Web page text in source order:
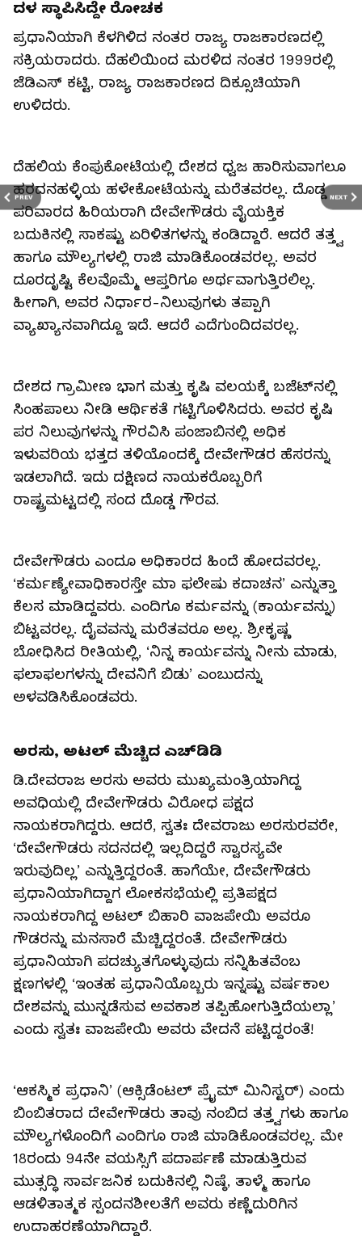
PREV NEXT
ದಳ ಸ್ಥಾಪಿಸಿದ್ದೇ ರೋಚಕ
ಪ್ರಧಾನಿಯಾಗಿ ಕೆಳಗಿಳಿದ ನಂತರ ರಾಜ್ಯ ರಾಜಕಾರಣದಲ್ಲಿ
ಸಕ್ರಿಯರಾದರು. ದೆಹಲಿಯಿಂದ ಮರಳಿದ ನಂತರ 1999ರಲ್ಲಿ
ಜೆಡಿಎಸ್ ಕಟ್ಟಿ, ರಾಜ್ಯ ರಾಜಕಾರಣದ ದಿಕ್ಸೂಚಿಯಾಗಿ
ಉಳಿದರು.
ದೆಹಲಿಯ ಕೆಂಪುಕೋಟೆಯಲ್ಲಿ ದೇಶದ ಧ್ವಜ ಹಾರಿಸುವಾಗಲೂ
ಹರದನಹಳ್ಳಿಯ ಹಳೇಕೋಟೆಯನ್ನು ಮರೆತವರಲ್ಲ. ದೊಡ್ಡ
ಪರಿವಾರದ ಹಿರಿಯರಾಗಿ ದೇವೇಗೌಡರು ವೈಯಕ್ತಿಕ
ಬದುಕಿನಲ್ಲಿ ಸಾಕಷ್ಟು ಏರಿಳಿತಗಳನ್ನು ಕಂಡಿದ್ದಾರೆ. ಆದರೆ ತತ್ತ್ವ
ಹಾಗೂ ಮೌಲ್ಯಗಳಲ್ಲಿ ರಾಜಿ ಮಾಡಿಕೊಂಡವರಲ್ಲ. ಅವರ
ದೂರದೃಷ್ಟಿ ಕೆಲವೊಮ್ಮೆ ಆಪ್ತರಿಗೂ ಅರ್ಥವಾಗುತ್ತಿರಲಿಲ್ಲ.
ಹೀಗಾಗಿ, ಅವರ ನಿರ್ಧಾರ-ನಿಲುವುಗಳು ತಪ್ಪಾಗಿ
ವ್ಯಾಖ್ಯಾನವಾಗಿದ್ದೂ ಇದೆ. ಆದರೆ ಎದೆಗುಂದಿದವರಲ್ಲ.
ದೇಶದ ಗ್ರಾಮೀಣ ಭಾಗ ಮತ್ತು ಕೃಷಿ ವಲಯಕ್ಕೆ ಬಜೆಟ್‌ನಲ್ಲಿ
ಸಿಂಹಪಾಲು ನೀಡಿ ಆರ್ಥಿಕತೆ ಗಟ್ಟಿಗೊಳಿಸಿದರು. ಅವರ ಕೃಷಿ
ಪರ ನಿಲುವುಗಳನ್ನು ಗೌರವಿಸಿ ಪಂಜಾಬಿನಲ್ಲಿ ಅಧಿಕ
ಇಳುವರಿಯ ಭತ್ತದ ತಳಿಯೊಂದಕ್ಕೆ ದೇವೇಗೌಡರ ಹೆಸರನ್ನು
ಇಡಲಾಗಿದೆ. ಇದು ದಕ್ಷಿಣದ ನಾಯಕರೊಬ್ಬರಿಗೆ
ರಾಷ್ಟ್ರಮಟ್ಟದಲ್ಲಿ ಸಂದ ದೊಡ್ಡ ಗೌರವ.
ದೇವೇಗೌಡರು ಎಂದೂ ಅಧಿಕಾರದ ಹಿಂದೆ ಹೋದವರಲ್ಲ.
‘ಕರ್ಮಣ್ಯೇವಾಧಿಕಾರಸ್ತೇ ಮಾ ಫಲೇಷು ಕದಾಚನ’ ಎನ್ನುತ್ತಾ
ಕೆಲಸ ಮಾಡಿದ್ದವರು. ಎಂದಿಗೂ ಕರ್ಮವನ್ನು (ಕಾರ್ಯವನ್ನು)
ಬಿಟ್ಟವರಲ್ಲ. ದೈವವನ್ನು ಮರೆತವರೂ ಅಲ್ಲ. ಶ್ರೀಕೃಷ್ಣ
ಬೋಧಿಸಿದ ರೀತಿಯಲ್ಲಿ, ‘ನಿನ್ನ ಕಾರ್ಯವನ್ನು ನೀನು ಮಾಡು,
ಫಲಾಫಲಗಳನ್ನು ದೇವನಿಗೆ ಬಿಡು’ ಎಂಬುದನ್ನು
ಅಳವಡಿಸಿಕೊಂಡವರು.
ಅರಸು, ಅಟಲ್‌ ಮೆಚ್ಚಿದ ಎಚ್‌ಡಿಡಿ
ಡಿ.ದೇವರಾಜ ಅರಸು ಅವರು ಮುಖ್ಯಮಂತ್ರಿಯಾಗಿದ್ದ
ಅವಧಿಯಲ್ಲಿ ದೇವೇಗೌಡರು ವಿರೋಧ ಪಕ್ಷದ
ನಾಯಕರಾಗಿದ್ದರು. ಆದರೆ, ಸ್ವತಃ ದೇವರಾಜು ಅರಸುರವರೇ,
‘ದೇವೇಗೌಡರು ಸದನದಲ್ಲಿ ಇಲ್ಲದಿದ್ದರೆ ಸ್ವಾರಸ್ಯವೇ
ಇರುವುದಿಲ್ಲ’ ಎನ್ನುತ್ತಿದ್ದರಂತೆ. ಹಾಗೆಯೇ, ದೇವೇಗೌಡರು
ಪ್ರಧಾನಿಯಾಗಿದ್ದಾಗ ಲೋಕಸಭೆಯಲ್ಲಿ ಪ್ರತಿಪಕ್ಷದ
ನಾಯಕರಾಗಿದ್ದ ಅಟಲ್‌ ಬಿಹಾರಿ ವಾಜಪೇಯಿ ಅವರೂ
ಗೌಡರನ್ನು ಮನಸಾರೆ ಮೆಚ್ಚಿದ್ದರಂತೆ. ದೇವೇಗೌಡರು
ಪ್ರಧಾನಿಯಾಗಿ ಪದಚ್ಯುತಗೊಳ್ಳುವುದು ಸನ್ನಿಹಿತವೆಂಬ
ಕ್ಷಣಗಳಲ್ಲಿ ‘ಇಂತಹ ಪ್ರಧಾನಿಯೊಬ್ಬರು ಇನ್ನಷ್ಟು ವರ್ಷಕಾಲ
ದೇಶವನ್ನು ಮುನ್ನಡೆಸುವ ಅವಕಾಶ ತಪ್ಪಿಹೋಗುತ್ತಿದೆಯಲ್ಲಾ’
ಎಂದು ಸ್ವತಃ ವಾಜಪೇಯಿ ಅವರು ವೇದನೆ ಪಟ್ಟಿದ್ದರಂತೆ!
‘ಆಕಸ್ಮಿಕ ಪ್ರಧಾನಿ’ (ಆಕ್ಸಿಡೆಂಟಲ್ ಪ್ರೈಮ್ ಮಿನಿಸ್ಟರ್) ಎಂದು
ಬಿಂಬಿತರಾದ ದೇವೇಗೌಡರು ತಾವು ನಂಬಿದ ತತ್ತ್ವಗಳು ಹಾಗೂ
ಮೌಲ್ಯಗಳೊಂದಿಗೆ ಎಂದಿಗೂ ರಾಜಿ ಮಾಡಿಕೊಂಡವರಲ್ಲ. ಮೇ
18ರಂದು 94ನೇ ವಯಸ್ಸಿಗೆ ಪದಾರ್ಪಣೆ ಮಾಡುತ್ತಿರುವ
ಮುತ್ಸದ್ಧಿ ಸಾರ್ವಜನಿಕ ಬದುಕಿನಲ್ಲಿ ನಿಷ್ಠೆ, ತಾಳ್ಮೆ ಹಾಗೂ
ಆಡಳಿತಾತ್ಮಕ ಸ್ಪಂದನಶೀಲತೆಗೆ ಅವರು ಕಣ್ಣೆದುರಿಗಿನ
ಉದಾಹರಣೆಯಾಗಿದ್ದಾರೆ.